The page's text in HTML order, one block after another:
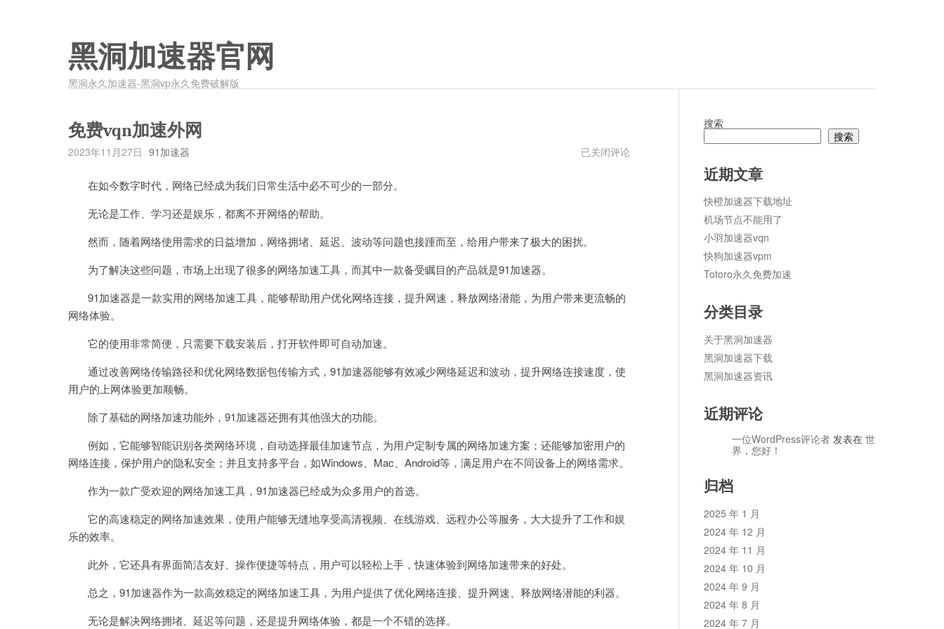
黑洞加速器官网
黑洞永久加速器-黑洞vp永久免费破解版
免费vqn加速外网
2023年11月27日 91加速器
免
已关闭评论
在如今数字时代，网络已经成为我们日常生活中必不可少的一部分。
无论是工作、学习还是娱乐，都离不开网络的帮助。
然而，随着网络使用需求的日益增加，网络拥堵、延迟、波动等问题也接踵而至，给用户带来了极大的困扰。
为了解决这些问题，市场上出现了很多的网络加速工具，而其中一款备受瞩目的产品就是91加速器。
91加速器是一款实用的网络加速工具，能够帮助用户优化网络连接，提升网速，释放网络潜能，为用户带来更流畅的
网络体验。
它的使用非常简便，只需要下载安装后，打开软件即可自动加速。
通过改善网络传输路径和优化网络数据包传输方式，91加速器能够有效减少网络延迟和波动，提升网络连接速度，使
用户的上网体验更加顺畅。
除了基础的网络加速功能外，91加速器还拥有其他强大的功能。
例如，它能够智能识别各类网络环境，自动选择最佳加速节点，为用户定制专属的网络加速方案；还能够加密用户的
网络连接，保护用户的隐私安全；并且支持多平台，如Windows、Mac、Android等，满足用户在不同设备上的网络需求。
作为一款广受欢迎的网络加速工具，91加速器已经成为众多用户的首选。
它的高速稳定的网络加速效果，使用户能够无缝地享受高清视频、在线游戏、远程办公等服务，大大提升了工作和娱
乐的效率。
此外，它还具有界面简洁友好、操作便捷等特点，用户可以轻松上手，快速体验到网络加速带来的好处。
总之，91加速器作为一款高效稳定的网络加速工具，为用户提供了优化网络连接、提升网速、释放网络潜能的利器。
无论是解决网络拥堵、延迟等问题，还是提升网络体验，都是一个不错的选择。
搜索
搜索
近期文章
快橙加速器下载地址
机场节点不能用了
小羽加速器vqn
快狗加速器vpm
Totoro永久免费加速
分类目录
关于黑洞加速器
黑洞加速器下载
黑洞加速器资讯
近期评论
一位WordPress评论者 发表在 世
界，您好！
归档
2025 年 1 月
2024 年 12 月
2024 年 11 月
2024 年 10 月
2024 年 9 月
2024 年 8 月
2024 年 7 月